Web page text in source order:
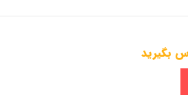
بگیرید